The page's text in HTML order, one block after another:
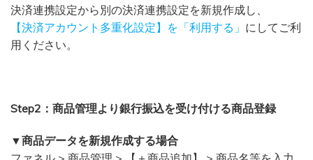
決済連携設定から別の決済連携設定を新規作成し、
【決済アカウント多重化設定】を「利用する」 にしてご利
用ください。
Step2：商品管理より銀行振込を受け付ける商品登録
▼商品データを新規作成する場合